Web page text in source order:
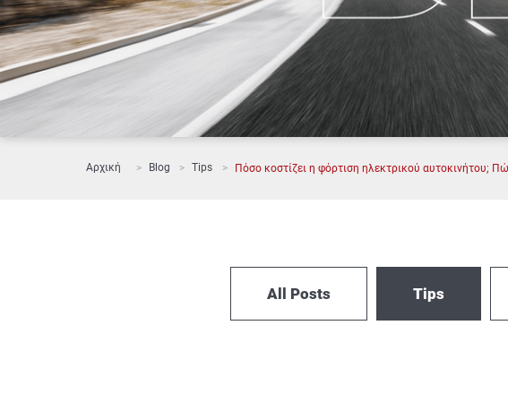
Αρχική Blog Tips Πόσο κοστίζει η φόρτιση ηλεκτρικού αυτοκινήτου;
All Posts Tips